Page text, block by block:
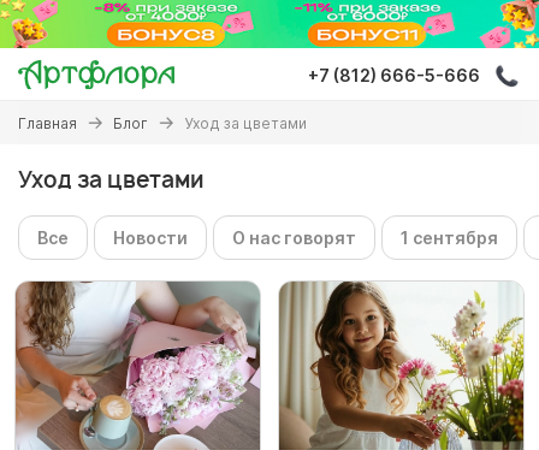
Перейти
основному
содержанию
+7 (812) 666-5-666
Вы
Главная Блог Уход за цветами
Уход за цветами
Все Новости О нас говорят 1 сентября